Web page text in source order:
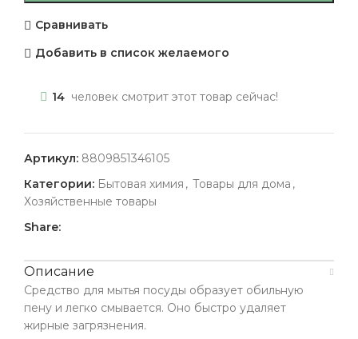
Сравнивать
Добавить в список желаемого
14 человек смотрит этот товар сейчас!
Артикул: 8809851346105
Категории: Бытовая химия , Товары для дома ,
Хозяйственные товары
Share:
Описание
Средство для мытья посуды образует обильную
пену и легко смывается. Оно быстро удаляет
жирные загрязнения.